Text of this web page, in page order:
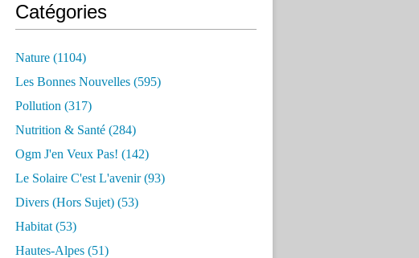
Catégories
Nature (1104)
Les Bonnes Nouvelles (595)
Pollution (317)
Nutrition & Santé (284)
Ogm J'en Veux Pas! (142)
Le Solaire C'est L'avenir(93)
Divers (hors Sujet) (53)
Habitat (53)
Hautes-Alpes (51)